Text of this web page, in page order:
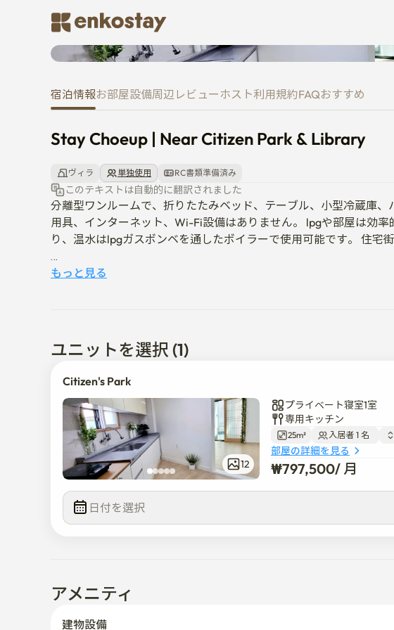
Stay Choeup | Near Citizen Park &
宿泊情報お部屋設備周辺 レビュー ホスト利用規約FAQおすすめ
Stay Choeup | Near Citizen Park & Library
ヴィラ 単独使用 RC書類準備済み
このテキストは自動的に翻訳されました
分離型ワンルームで、折りたたみベッド、テーブル、小型冷蔵庫
用具、インターネット、Wi-Fi設備はありません。 lpgや部屋は効
り、温水はlpgガスボンベを通したボイラーで使用可能です。 住宅
-入居は非対面で行われます。
- 清掃費はいただきませんので、清掃完了（ゴミ処理含む）状態（
-施設の損傷や清掃が必要と判断される場合は、追加費用が発生する
- ご予約のお問い合わせの際には、どの地域からお越しになるか、
エレベーターのない2階建てのヴィラです
「ヨンジチョングアパート」バス停から徒歩7分の距離にございます
バスで3コースの距離に釜山市民公園、子供大公園、市民図書館がご
梁井駅、西面駅、釜田駅、地下鉄と釜田駅東海南部線、社稷運動
シーや自家用車で約10分かかります。
もっと見る
ユニットを選択 (1)
Citizen's Park
12
プライベート寝室1室
専用キッチン
25m² 入居者 1 名
部屋の詳細を見る
₩797,500/ 月
アメニティ
建物設備